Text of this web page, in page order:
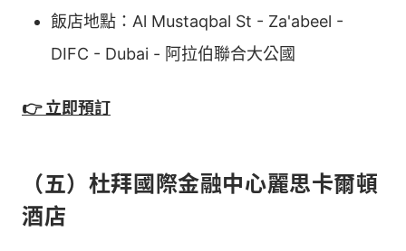
飯店地點：Al Mustaqbal St - Za'abeel -
DIFC - Dubai - 阿拉伯聯合大公國
👉 立即預訂
（五）杜拜國際金融中心麗思卡爾頓
酒店